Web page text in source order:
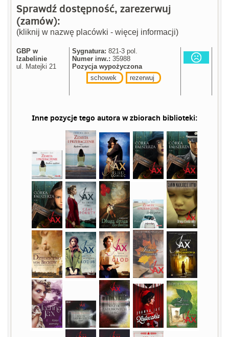
Sprawdź dostępność, zarezerwuj
(zamów):
(kliknij w nazwę placówki - więcej informacji)
GBP w
Izabelinie
ul. Matejki 21
Sygnatura: 821-3 pol.
Numer inw.: 35988
Pozycja wypożyczona
schowek
rezerwuj
Inne pozycje tego autora w zbiorach biblioteki: